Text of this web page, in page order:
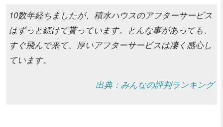
10数年経ちましたが、積水ハウスのアフターサービス
はずっと続けて貰っています。とんな事があっても、
すぐ飛んで来て、厚いアフターサービスは凄く感心し
ています。
出典：みんなの評判ランキング